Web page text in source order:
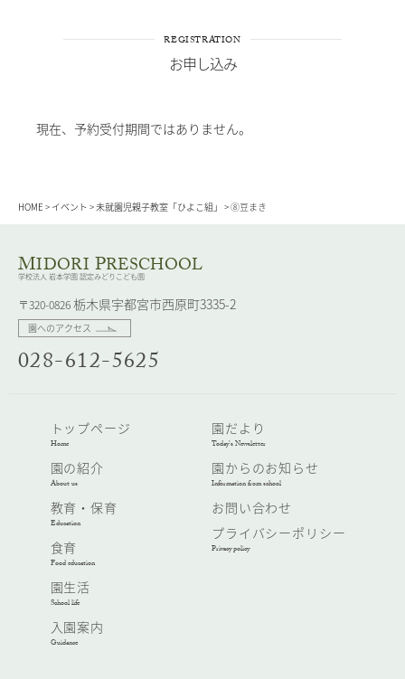
REGISTRATION
お申し込み
現在、予約受付期間ではありません。
HOME > イベント >未就園児親子教室「ひよこ組」 >⑧豆まき
MIDORIPRESCHOOL
学校法人 岩本学園 認定みどりこども園
〒320-0826栃木県宇都宮市西原町3335-2
園へのアクセス
028-612-5625
トップページ
Home
園の紹介
About us
教育・保育
Education
食育
Food education
園生活
School life
入園案内
Guidance
園だより
Today’s Newsletter
園からのお知らせ
Information from school
お問い合わせ
プライバシーポリシー
Privacy policy